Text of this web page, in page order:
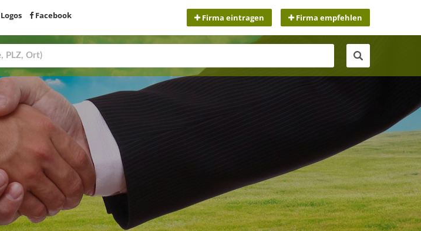
Facebook Firma eintragen Firma empfehlen